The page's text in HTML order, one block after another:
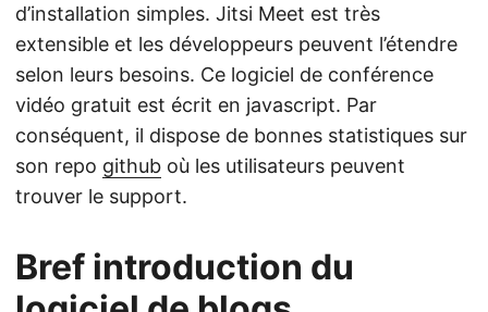
d’installation simples. Jitsi Meet est très
extensible et les développeurs peuvent l’étendre
selon leurs besoins. Ce logiciel de conférence
vidéo gratuit est écrit en javascript. Par
conséquent, il dispose de bonnes statistiques sur
son repo github où les utilisateurs peuvent
trouver le support.
Bref introduction du